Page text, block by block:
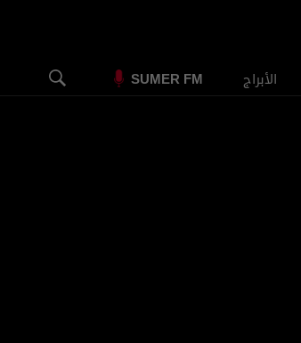
الأبراج SUMER FM